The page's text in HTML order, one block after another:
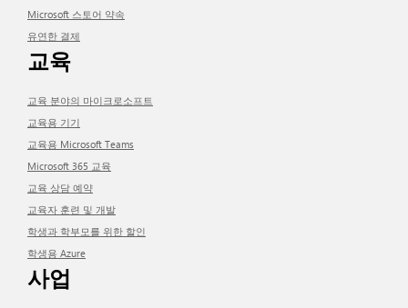
Microsoft 스토어 약속
유연한 결제
교육
교육 분야의 마이크로소프트
교육용 기기
교육용 Microsoft Teams
Microsoft 365 교육
교육 상담 예약
교육자 훈련 및 개발
학생과 학부모를 위한 할인
학생용 Azure
사업